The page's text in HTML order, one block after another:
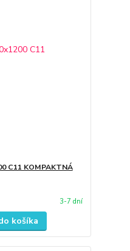
C11 KOMPAKTNÁ
3-7 dní
košíka